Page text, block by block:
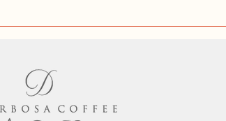
D'Barbosa Coffee entre os